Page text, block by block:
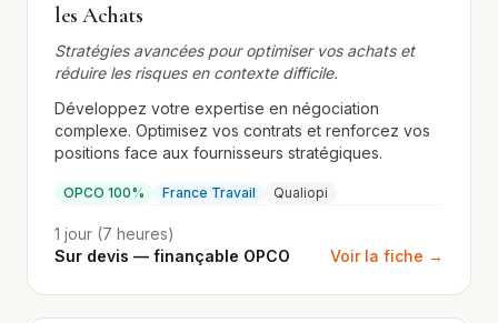
les Achats
Stratégies avancées pour optimiser vos achats et
réduire les risques en contexte difficile.
Développez votre expertise en négociation
complexe. Optimisez vos contrats et renforcez vos
positions face aux fournisseurs stratégiques.
OPCO 100% France Travail Qualiopi
1 jour (7 heures)
Sur devis — finançable OPCO
Voir la fiche →